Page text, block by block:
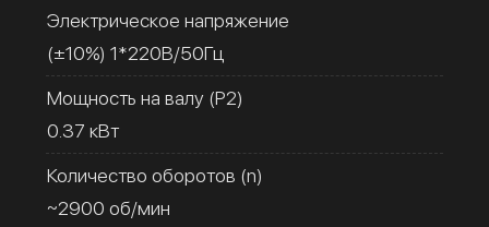
Электрическое напряжение
(±10%) 1*220В/50Гц
Мощность на валу (Р2)
0.37 кВт
Количество оборотов (n)
~2900 об/мин